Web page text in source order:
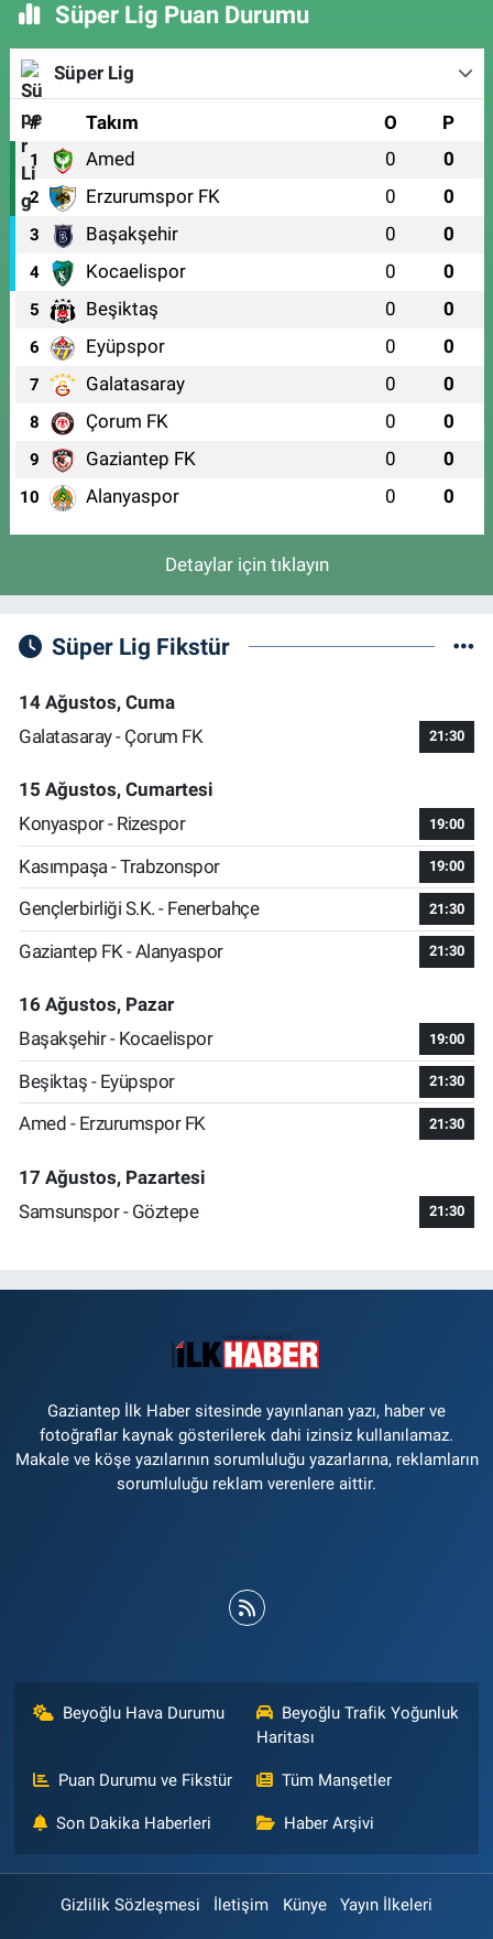
Süper Lig Puan Durumu
Süper Lig
# Takım O P
1 Amed 0 0
2 Erzurumspor FK 0 0
3 Başakşehir 0 0
4 Kocaelispor 0 0
5 Beşiktaş 0 0
6 Eyüpspor 0 0
7 Galatasaray 0 0
8 Çorum FK 0 0
9 Gaziantep FK 0 0
10 Alanyaspor 0 0
Detaylar için tıklayın
Süper Lig Fikstür
14 Ağustos, Cuma
Galatasaray - Çorum FK
21:30
15 Ağustos, Cumartesi
Konyaspor - Rizespor
19:00
Kasımpaşa - Trabzonspor 19:00
Gençlerbirliği S.K. - Fenerbahçe 21:30
Gaziantep FK - Alanyaspor 21:30
16 Ağustos, Pazar
Başakşehir - Kocaelispor
19:00
Beşiktaş - Eyüpspor 21:30
Amed - Erzurumspor FK 21:30
17 Ağustos, Pazartesi
Samsunspor - Göztepe
21:30
Gaziantep İlk Haber sitesinde yayınlanan yazı, haber ve
fotoğraflar kaynak gösterilerek dahi izinsiz kullanılamaz.
Makale ve köşe yazılarının sorumluluğu yazarlarına, reklamların
sorumluluğu reklam verenlere aittir.
Beyoğlu Hava Durumu
Beyoğlu Trafik Yoğunluk
Haritası
Puan Durumu ve Fikstür Tüm Manşetler
Son Dakika Haberleri Haber Arşivi
Gizlilik Sözleşmesi İletişim Künye Yayın İlkeleri